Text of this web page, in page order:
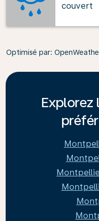
couvert
Optimisé par:
Explorez